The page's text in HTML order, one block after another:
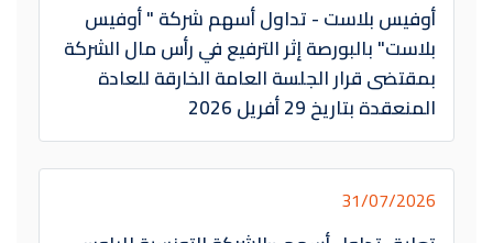
أوفيس بلاست - تداول أسهم شركة " أوفيس
بلاست" بالبورصة إثر الترفيع في رأس مال الشركة
بمقتضى قرار الجلسة العامة الخارقة للعادة
المنعقدة بتاريخ 29 أفريل 2026
31/07/2026